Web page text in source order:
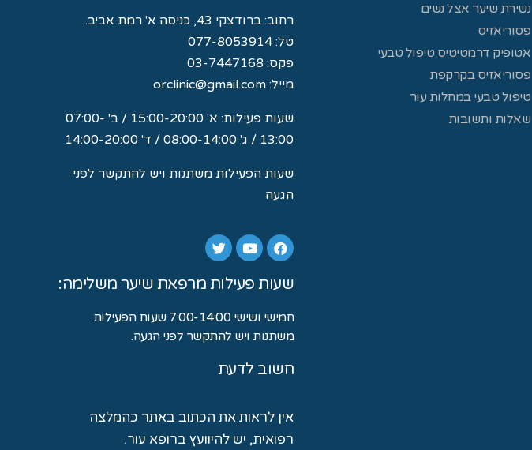
נשירת שיער אצל נשים
פסוריאזיס
אטופיק דרמטיטיס טיפול טבעי
פסוריאזיס בקרקפת
טיפול טבעי במחלות עור
שאלות ותשובות
רחוב: ברודצקי 43, כניסה א' רמת אביב.
טל: 077-8053914
פקס: 03-7447168
מייל: orclinic@gmail.com
שעות פעילות: א' 15:00-20:00 / ב' 07:00-
13:00 / ג' 08:00-14:00 / ד' 14:00-20:00
שעות הפעילות משתנות ויש להתקשר לפני
הגעה
שעות פעילות מרפאת שיער משלימה:
חמישי ושישי 7:00-14:00 שעות הפעילות
משתנות ויש להתקשר לפני הגעה.
חשוב לדעת
אין לראות את הכתוב באתר כהמלצה
רפואית, יש להיוועץ ברופא עור.